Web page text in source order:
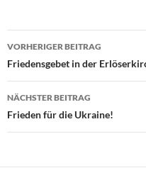
VORHERIGER BEITRAG
Friedensgebet in der
NÄCHSTER BEITRAG
Frieden für die Ukraine!